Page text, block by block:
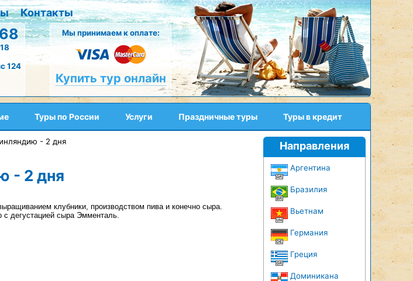
Контакты
124
Мы принимаем к оплате:
Купить тур онлайн
Туры по России Услуги Праздничные туры Туры в кредит
- 2 дня
- 2 дня
клубники, производством пива и конечно сыра.
с дегустацией сыра Эмменталь.
Направления
Аргентина
Бразилия
Вьетнам
Германия
Греция
Доминикана